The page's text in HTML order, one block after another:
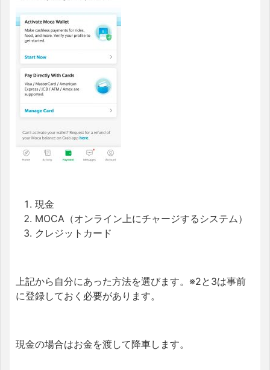
現金
MOCA（オンライン上にチャージするシステム）
クレジットカード
上記から自分にあった方法を選びます。※2と3は事前
に登録しておく必要があります。
現金の場合はお金を渡して降車します。